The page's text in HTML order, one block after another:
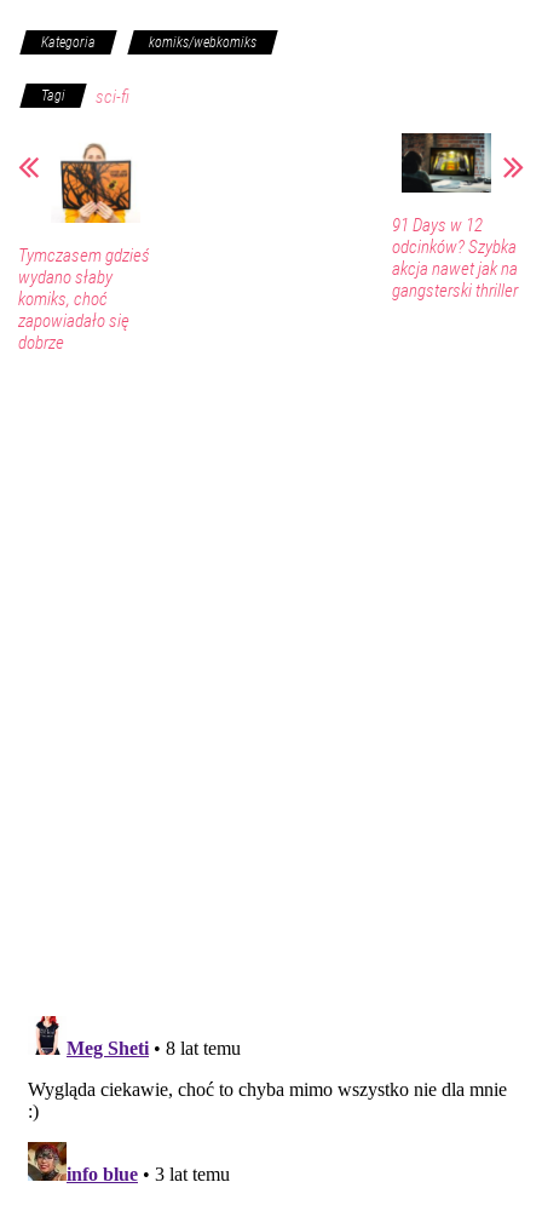
Kategoria komiks/webkomiks
Tagi sci-fi
Tymczasem gdzieś
wydano słaby
komiks, choć
zapowiadało się
dobrze
91 Days w 12
odcinków? Szybka
akcja nawet jak na
gangsterski thriller